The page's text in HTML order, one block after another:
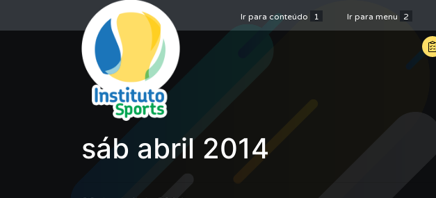
Ir para conteúdo 1 Ir para menu 2
sáb abril 2014